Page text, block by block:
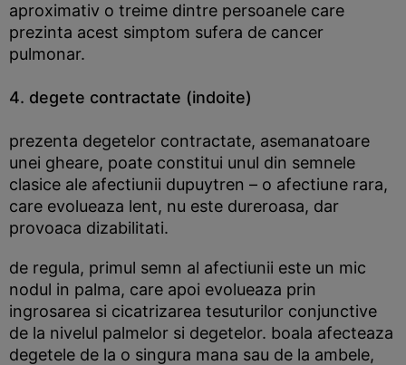
aproximativ o treime dintre persoanele care
prezinta acest simptom sufera de cancer
pulmonar.
4. degete contractate (indoite)
prezenta degetelor contractate, asemanatoare
unei gheare, poate constitui unul din semnele
clasice ale afectiunii dupuytren – o afectiune rara,
care evolueaza lent, nu este dureroasa, dar
provoaca dizabilitati.
de regula, primul semn al afectiunii este un mic
nodul in palma, care apoi evolueaza prin
ingrosarea si cicatrizarea tesuturilor conjunctive
de la nivelul palmelor si degetelor. boala afecteaza
degetele de la o singura mana sau de la ambele,